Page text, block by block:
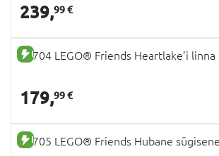
239,99 €
UUS TOODE
42704 LEGO® Friends Heartlake’i
179,99 €
UUS TOODE
42705 LEGO® Friends Hubane